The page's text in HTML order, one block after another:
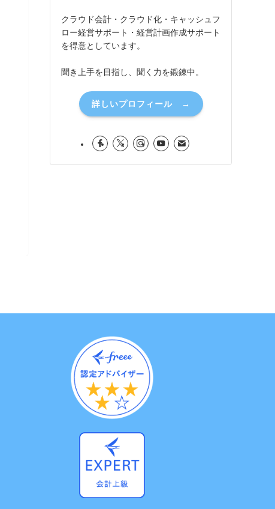
クラウド会計・クラウド化・キャッシュフ
ロー経営サポート・経営計画作成サポート
を得意としています。
聞き上手を目指し、聞く力を鍛錬中。
詳しいプロフィール →